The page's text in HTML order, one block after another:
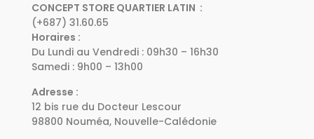
CONCEPT STORE QUARTIER LATIN :
(+687) 31.60.65
Horaires :
Du Lundi au Vendredi : 09h30 – 16h30
Samedi : 9h00 – 13h00
Adresse :
12 bis rue du Docteur Lescour
98800 Nouméa, Nouvelle-Calédonie